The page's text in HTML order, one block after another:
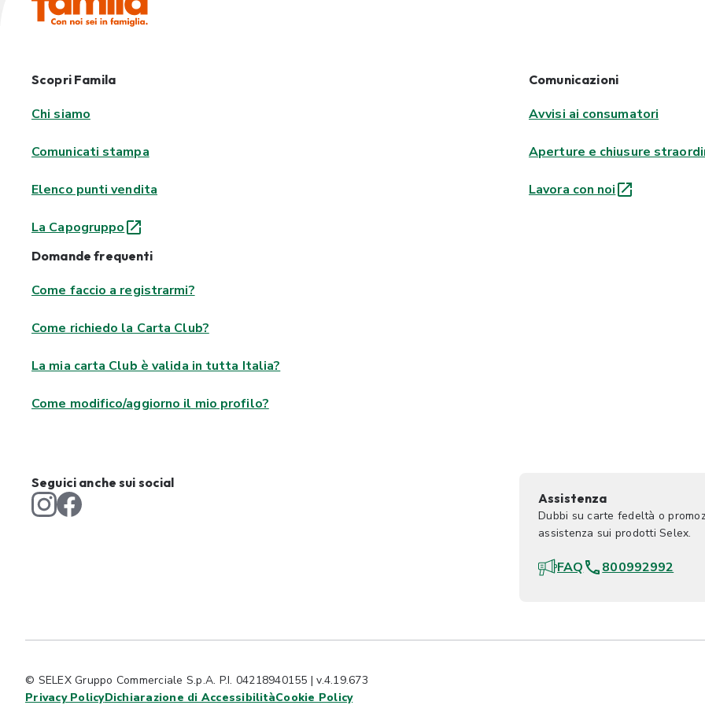
Scopri Famila
Chi siamo
Comunicati stampa
Elenco punti vendita
La Capogruppo
Comunicazioni
Avvisi ai consumatori
Aperture e chiusure
Lavora con noi
Domande frequenti
Come faccio a registrarmi?
Come richiedo la Carta Club?
La mia carta Club è valida in tutta Italia?
Come modifico/aggiorno il mio profilo?
Seguici anche sui social
Assistenza
Dubbi su carte fedeltà o
assistenza sui prodotti Selex.
FAQ 800992992
© SELEX Gruppo Commerciale S.p.A. P.I. 04218940155 | v.4.19.673
Privacy PolicyDichiarazione di AccessibilitàCookie Policy